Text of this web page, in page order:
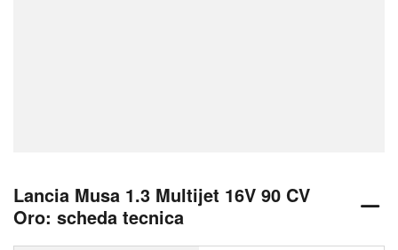
Lancia Musa 1.3 Multijet 16V 90 CV
Oro: scheda tecnica